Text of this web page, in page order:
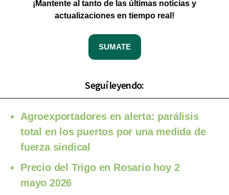
¡Mantente al tanto de las últimas noticias y
actualizaciones en tiempo real!
SUMATE
Seguí leyendo:
Agroexportadores en alerta: parálisis
total en los puertos por una medida de
fuerza sindical
Precio del Trigo en Rosario hoy 2
mayo 2026